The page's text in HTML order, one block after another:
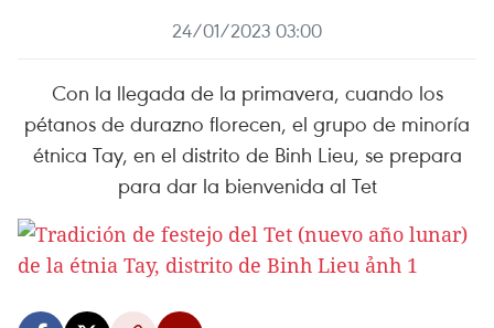
24/01/2023 03:00
Con la llegada de la primavera, cuando los
pétanos de durazno florecen, el grupo de minoría
étnica Tay, en el distrito de Binh Lieu, se prepara
para dar la bienvenida al Tet